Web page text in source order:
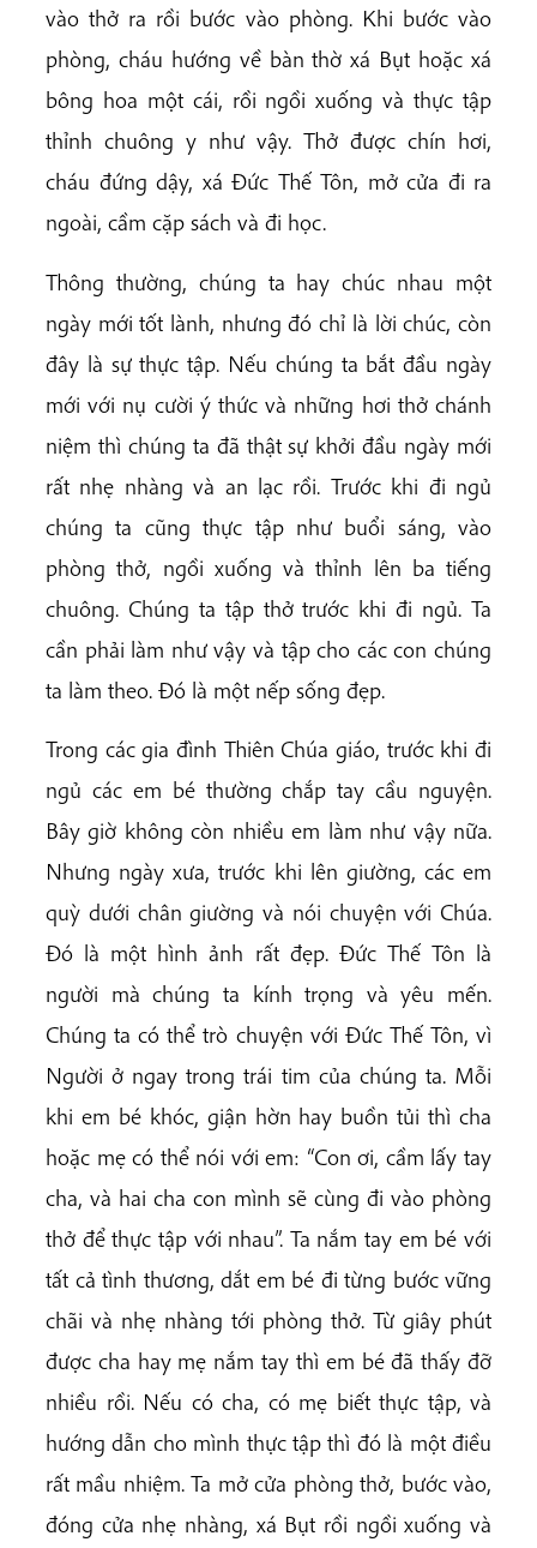
vào thở ra rồi bước vào phòng. Khi bước vào
phòng, cháu hướng về bàn thờ xá Bụt hoặc xá
bông hoa một cái, rồi ngồi xuống và thực tập
thỉnh chuông y như vậy. Thở được chín hơi,
cháu đứng dậy, xá Đức Thế Tôn, mở cửa đi ra
ngoài, cầm cặp sách và đi học.
Thông thường, chúng ta hay chúc nhau một
ngày mới tốt lành, nhưng đó chỉ là lời chúc, còn
đây là sự thực tập. Nếu chúng ta bắt đầu ngày
mới với nụ cười ý thức và những hơi thở chánh
niệm thì chúng ta đã thật sự khởi đầu ngày mới
rất nhẹ nhàng và an lạc rồi. Trước khi đi ngủ
chúng ta cũng thực tập như buổi sáng, vào
phòng thở, ngồi xuống và thỉnh lên ba tiếng
chuông. Chúng ta tập thở trước khi đi ngủ. Ta
cần phải làm như vậy và tập cho các con chúng
ta làm theo. Đó là một nếp sống đẹp.
Trong các gia đình Thiên Chúa giáo, trước khi đi
ngủ các em bé thường chắp tay cầu nguyện.
Bây giờ không còn nhiều em làm như vậy nữa.
Nhưng ngày xưa, trước khi lên giường, các em
quỳ dưới chân giường và nói chuyện với Chúa.
Đó là một hình ảnh rất đẹp. Đức Thế Tôn là
người mà chúng ta kính trọng và yêu mến.
Chúng ta có thể trò chuyện với Đức Thế Tôn, vì
Người ở ngay trong trái tim của chúng ta. Mỗi
khi em bé khóc, giận hờn hay buồn tủi thì cha
hoặc mẹ có thể nói với em: “Con ơi, cầm lấy tay
cha, và hai cha con mình sẽ cùng đi vào phòng
thở để thực tập với nhau”. Ta nắm tay em bé với
tất cả tình thương, dắt em bé đi từng bước vững
chãi và nhẹ nhàng tới phòng thở. Từ giây phút
được cha hay mẹ nắm tay thì em bé đã thấy đỡ
nhiều rồi. Nếu có cha, có mẹ biết thực tập, và
hướng dẫn cho mình thực tập thì đó là một điều
rất mầu nhiệm. Ta mở cửa phòng thở, bước vào,
đóng cửa nhẹ nhàng, xá Bụt rồi ngồi xuống và